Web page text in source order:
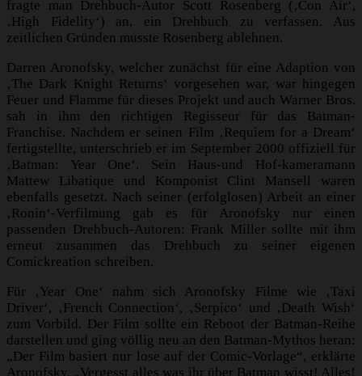
fragte man Drehbuch-Autor Scott Rosenberg (‚Con Air‘,
‚High Fidelity‘) an, ein Drehbuch zu verfassen. Aus
zeitlichen Gründen musste Rosenberg ablehnen.
Darren Aronofsky, welcher zunächst für eine Adaption von
‚The Dark Knight Returns‘ vorgesehen war, war hingegen
Feuer und Flamme für dieses Projekt und auch Warner Bros.
sah in ihm den richtigen Regisseur für das Batman-
Franchise. Nachdem er seinen Film ‚Requiem for a Dream‘
fertigstellte, unterschrieb er im September 2000 offiziell für
‚Batman: Year One‘. Sein Haus-und Hof-kameramann
Mattew Libatique und Komponist Clint Mansell waren
ebenfalls gesetzt. Nach seiner (erfolglosen) Arbeit an einer
‚Ronin‘-Verfilmung gab es für Aronofsky nur einen
passenden Drehbuch-Autoren: Frank Miller sollte mit ihm
erneut zusammen das Drehbuch zu seiner eigenen
Comickreation schreiben.
Für ‚Year One‘ nahm sich Aronofsky Filme wie ‚Taxi
Driver‘, ‚French Connection‘, ‚Serpico‘ und ‚Death Wish‘
zum Vorbild. Der Film sollte ein Reboot der Batman-Reihe
darstellen und ging völlig neu an den Batman-Mythos heran:
„Der Film basiert nur lose auf der Comic-Vorlage“, erklärte
Aronofsky. „Vergesst alles was ihr über Batman wisst! Alles!